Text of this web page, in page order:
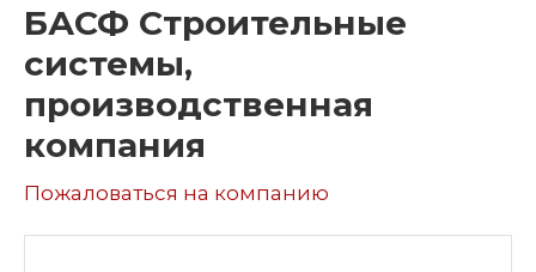
БАСФ Строительные
системы,
производственная
компания
Пожаловаться на компанию